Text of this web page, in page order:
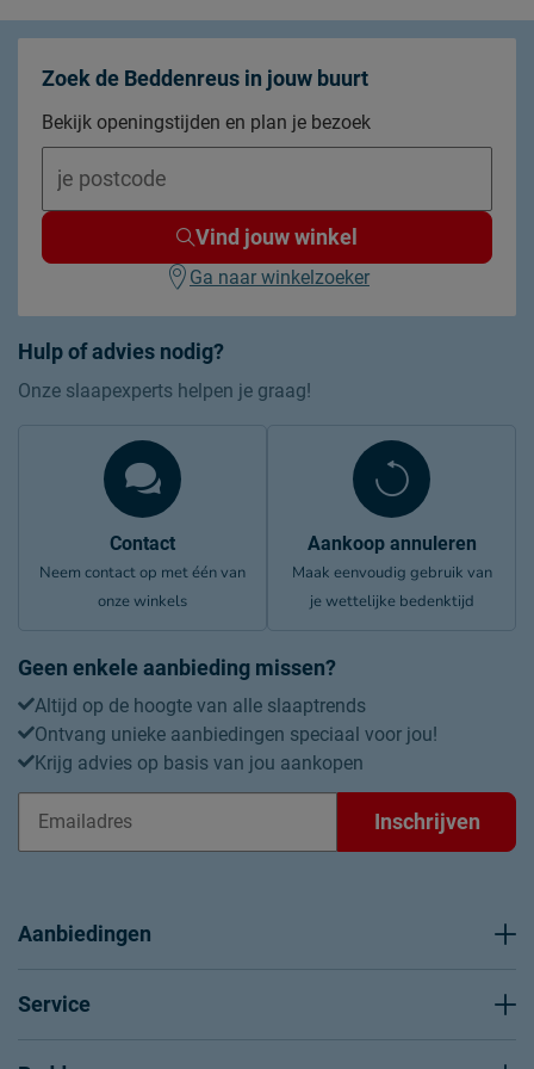
Kleur
roze
Goed om te weten
Afnemen met een vochtig
Garantie
2 jaar garantie volgens CBW
voorwaarden
Hulp of advies nodig?
Onze slaapexperts helpen je graag!
Contact
Neem contact op met één van
onze winkels
Aankoop annuleren
Maak eenvoudig gebruik van
je wettelijke bedenktijd
Geen enkele aanbieding missen?
Altijd op de hoogte van alle slaaptrends
Ontvang unieke aanbiedingen speciaal voor jou!
Krijg advies op basis van jou aankopen
Inschrijven
Zoek de Beddenreus in jouw buurt
Bekijk openingstijden en plan je bezoek
Vind jouw winkel
Ga naar winkelzoeker
Aanbiedingen
Service